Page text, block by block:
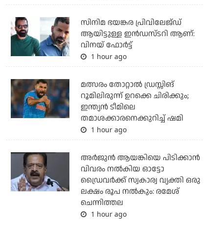
സിനിമ ഭയങ്കര പ്രിവിലേജ്ഡ്
ആയിട്ടുള്ള ഇൻഡസ്ടറി ആണ്:
വിനയ് ഫോർട്ട്
1 hour ago
മത്സരം തോറ്റാല്‍ ഡ്രസ്സിങ്
റൂമിലിരുന്ന് ഉറക്കെ ചിരിക്കും;
ഇന്ത്യന്‍ ടീമിലെ
തമാശക്കാരനെക്കുറിച്ച് ഷമി
1 hour ago
അര്‍ജുന്‍ ആയങ്കിയെ പിടിക്കാന്‍
വിവരം നല്‍കിയ ഓട്ടോ
ഡ്രൈവര്‍ക്ക് സ്വകാര്വ വ്യക്തി ഒരു
ലക്ഷം രൂപ നല്‍കും: രമേശ്
ചെന്നിത്തല
1 hour ago